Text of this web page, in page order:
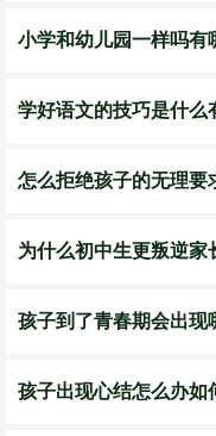
小学和幼儿园一样吗有
学好语文的技巧是什么
怎么拒绝孩子的无理要
为什么初中生更叛逆家
孩子到了青春期会出现
孩子出现心结怎么办如